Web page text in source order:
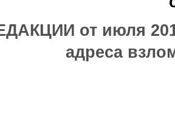
от июля
адреса